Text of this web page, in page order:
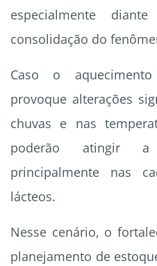
especialmente
consolidação do
Caso o
provoque alterações
chuvas e nas
poderão atingir a
principalmente nas
lácteos.
Nesse cenário, o
planejamento de